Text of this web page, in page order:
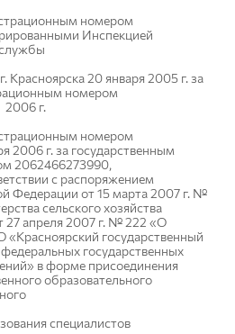
номером
Инспекцией
Красноярска 20 января 2005 г. за
номером
г.
номером
2006 г. за государственным
2062466273990,
с распоряжением
Федерации от 15 марта 2007 г. №
сельского хозяйства
27 апреля 2007 г. № 222 «О
государственный
государственных
в форме присоединения
образовательного
специалистов